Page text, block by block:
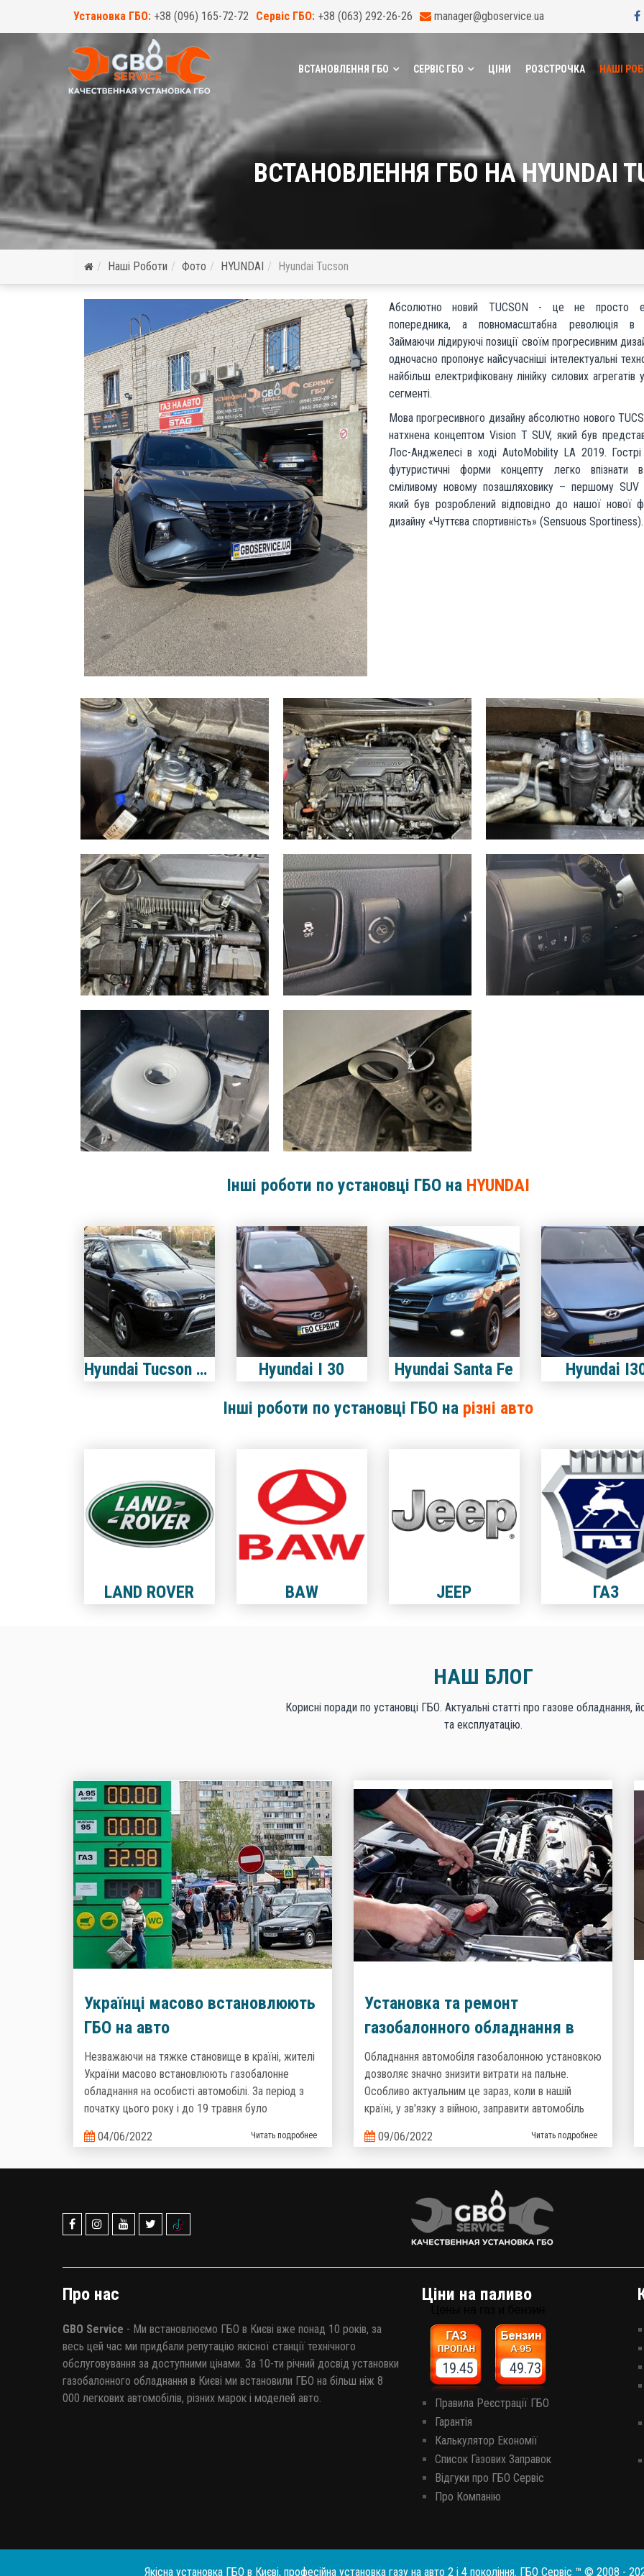
Установка ГБО: +38 (096) 165-72-72 Сервіс ГБО: +38 (063) 292-26-26 manager@gboservice.ua
ВСТАНОВЛЕННЯ ГБО СЕРВІС ГБО ЦІНИ РОЗСТРОЧКА НАШІ
ВСТАНОВЛЕННЯ ГБО НА HYUNDAI
Наші Роботи Фото HYUNDAI Hyundai Tucson
Абсолютно новий TUCSON - це не просто
попередника, а повномасштабна революція в
Займаючи лідируючі позиції своїм прогресивним
одночасно пропонує найсучасніші інтелектуальні
найбільш електрифіковану лінійку силових агрегатів
сегменті.
Мова прогресивного дизайну абсолютно нового
натхнена концептом Vision T SUV, який був
Лос-Анджелесі в ході AutoMobility LA 2019.
футуристичні форми концепту легко впізнати
сміливому новому позашляховику – першому SUV
який був розроблений відповідно до нашої нової
дизайну «Чуттєва спортивність» (Sensuous Sportiness).
Інші роботи по установці ГБО на HYUNDAI
Hyundai Tucson 2.7 Hyundai I 30 Hyundai Santa Fe
Hyundai
Інші роботи по установці ГБО на різні авто
LAND ROVER BAW JEEP ГАЗ
НАШ БЛОГ
Корисні поради по установці ГБО. Актуальні статті про газове обладнання,
та експлуатацію.
Українці масово встановлюють
ГБО на авто
Незважаючи на тяжке становище в країні, жителі
України масово встановлюють газобалонне
обладнання на особисті автомобілі. За період з
початку цього року і до 19 травня було
було виконано монтаж ГБО. Загалом у нашій країні
Внутрішніх справ України.
04/06/2022 Читать подробнее
Установка та ремонт
газобалонного обладнання в
компанії ГБО-Сервіс
Обладнання автомобіля газобалонною установкою
дозволяє значно знизити витрати на пальне.
Особливо актуальним це зараз, коли в нашій
країні, у зв'язку з війною, заправити автомобіль
проблематично.
09/06/2022 Читать подробнее
Про нас
GBO Service - Ми встановлюємо ГБО в Києві вже понад 10 років, за
весь цей час ми придбали репутацію якісної станції технічного
обслуговування за доступними цінами. За 10-ти річний досвід установки
газобалонного обладнання в Києві ми встановили ГБО на більш ніж 8
000 легкових автомобілів, різних марок і моделей авто.
Ціни на паливо
19.45 49.73
Правила Реєстрації ГБО
Гарантія
Калькулятор Економії
Список Газових Заправок
Відгуки про ГБО Сервіс
Про Компанію
Якісна установка ГБО в Києві, професійна установка газу на авто 2 і 4 покоління. ГБО Сервіс ™ © 2008 -